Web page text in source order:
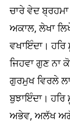
ਚਾਰੇ ਵੇਦ
ਅਕਾਲ, ਲੇਖਾ
ਵਖਾਇੰਦਾ।
ਜਿਹਵਾ ਗੁਣ
ਗੁਰਮੁਖ ਵਿਰਲੇ
ਬੁਝਾਇੰਦਾ।
ਅਭੇਵ, ਅਲੱਖ